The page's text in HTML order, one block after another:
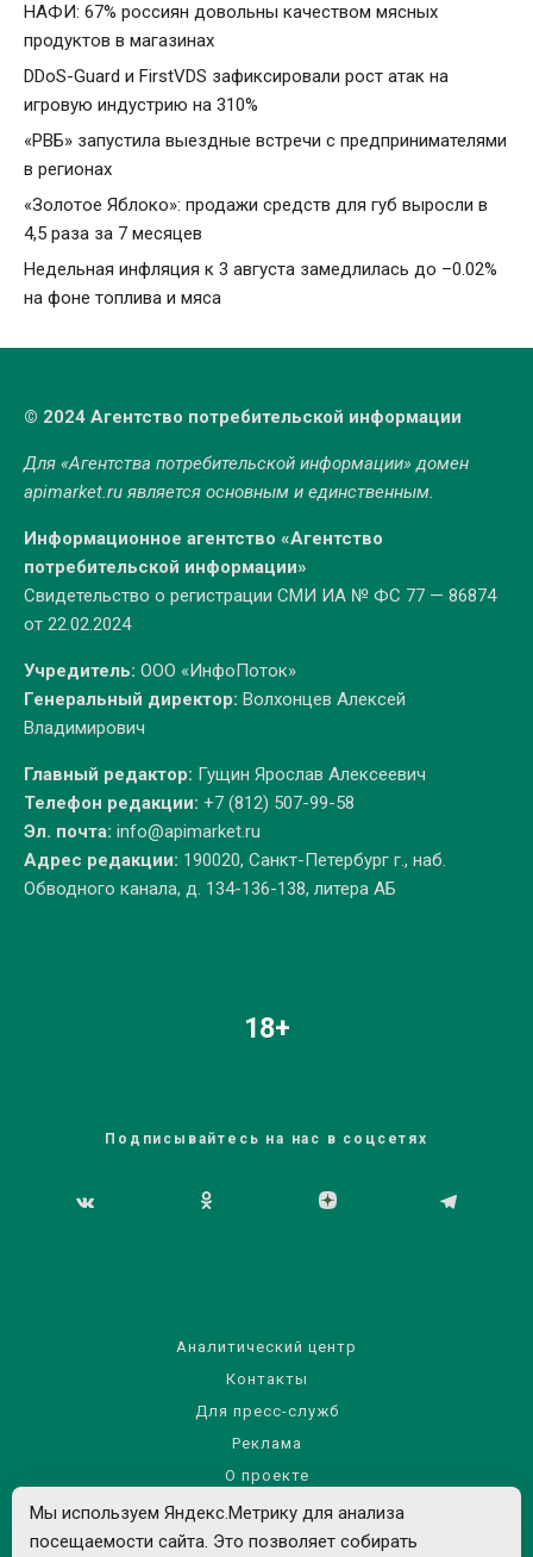
НАФИ: 67% россиян довольны качеством мясных
продуктов в магазинах
DDoS-Guard и FirstVDS зафиксировали рост атак на
игровую индустрию на 310%
«РВБ» запустила выездные встречи с предпринимателями
в регионах
«Золотое Яблоко»: продажи средств для губ выросли в
4,5 раза за 7 месяцев
Недельная инфляция к 3 августа замедлилась до –0.02%
на фоне топлива и мяса
© 2024 Агентство потребительской информации
Для «Агентства потребительской информации» домен
apimarket.ruявляется основным и единственным.
Информационное агентство «Агентство
потребительской информации»
Свидетельство о регистрации СМИ ИА № ФС 77 — 86874
от 22.02.2024
Учредитель: ООО «ИнфоПоток»
Генеральный директор: Волхонцев Алексей
Владимирович
Главный редактор: Гущин Ярослав Алексеевич
Телефон редакции: +7 (812) 507-99-58
Эл. почта: info@apimarket.ru
Адрес редакции: 190020, Санкт-Петербург г., наб.
Обводного канала, д. 134-136-138, литера АБ
18+
Подписывайтесь на нас в соцсетях
Аналитический центр
Контакты
Для пресс-служб
Реклама
О проекте
Правила использования материалов сайта
Политика обработки персональных данных
Мы используем Яндекс.Метрику для анализа
посещаемости сайта. Это позволяет собирать